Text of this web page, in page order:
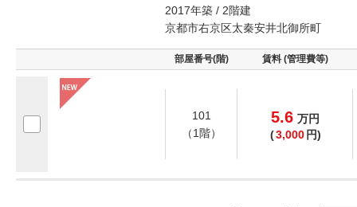
2017年築 / 2階建
京都市右京区太秦安井北御所町
部屋番号(階) 賃料 (管理費等)
101
（1階）
5.6 万円
(3,000 円)